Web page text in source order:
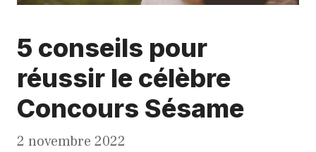
5 conseils pour
réussir le célèbre
Concours Sésame
2 novembre 2022